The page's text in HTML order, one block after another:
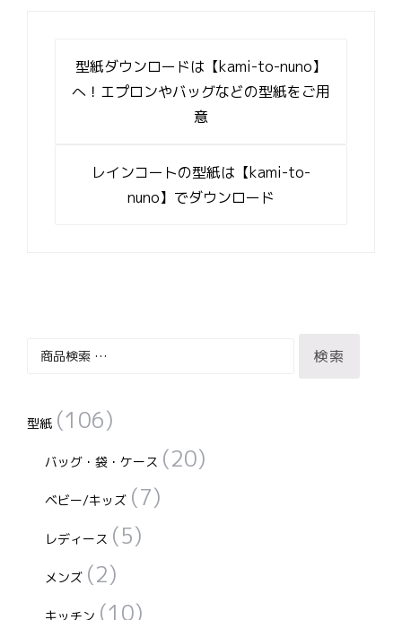
型紙ダウンロードは【kami-to-nuno】
へ！エプロンやバッグなどの型紙をご用
意
レインコートの型紙は【kami-to-
nuno】でダウンロード
象:
検索
型紙 (106)
バッグ・袋・ケース (20)
ベビー/キッズ (7)
レディース (5)
メンズ (2)
キッチン (10)